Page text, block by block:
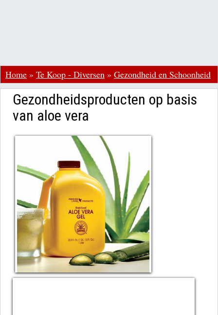
Home » Te Koop - Diversen » Gezondheid en Schoonheid
Gezondheidsproducten op basis
van aloe vera